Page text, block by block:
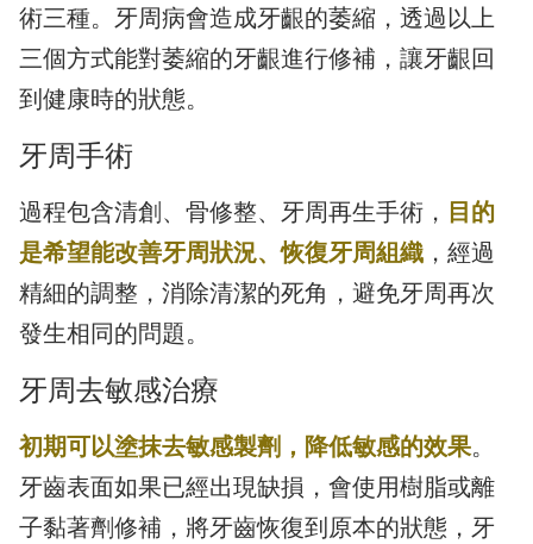
術三種。牙周病會造成牙齦的萎縮，透過以上
三個方式能對萎縮的牙齦進行修補，讓牙齦回
到健康時的狀態。
牙周手術
過程包含清創、骨修整、牙周再生手術， 目的
是希望能改善牙周狀況、恢復牙周組織 ，經過
精細的調整，消除清潔的死角，避免牙周再次
發生相同的問題。
牙周去敏感治療
初期可以塗抹去敏感製劑，降低敏感的效果。
牙齒表面如果已經出現缺損，會使用樹脂或離
子黏著劑修補，將牙齒恢復到原本的狀態，牙